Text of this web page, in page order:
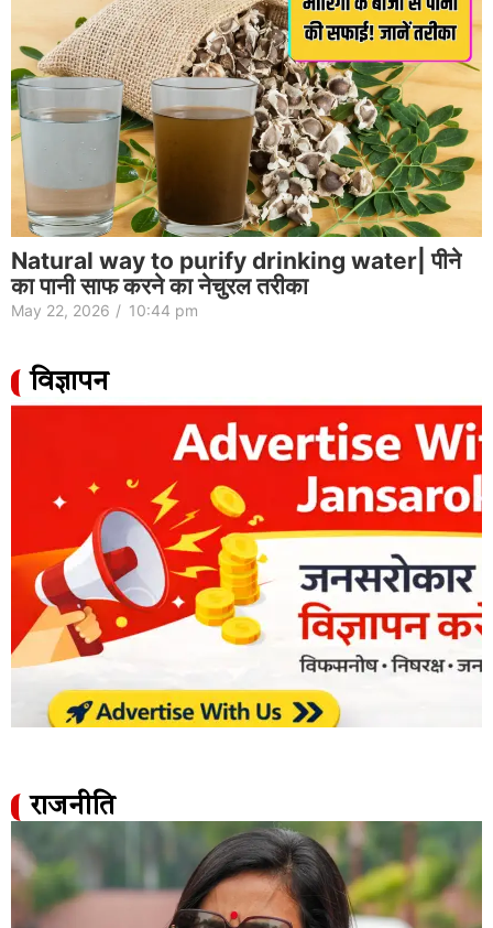
Natural way to purify drinking water| पीने
का पानी साफ करने का नेचुरल तरीका
May 22, 2026 / 10:44 pm
विज्ञापन
राजनीति